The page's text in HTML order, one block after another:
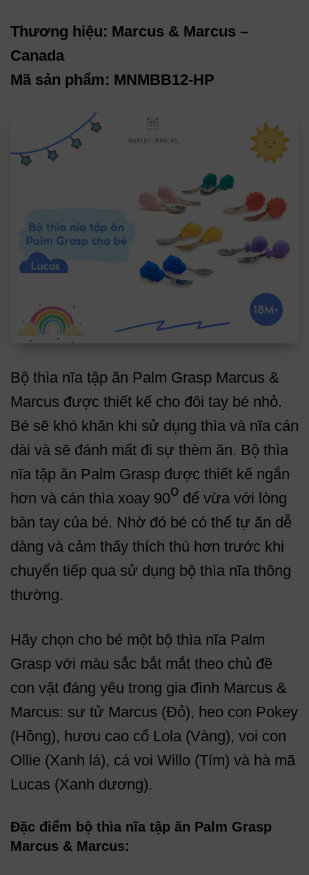
Thương hiệu: Marcus & Marcus –
Canada
Mã sản phẩm: MNMBB12-HP
Bộ thìa nĩa tập ăn Palm Grasp Marcus &
Marcus được thiết kế cho đôi tay bé nhỏ.
Bé sẽ khó khăn khi sử dụng thìa và nĩa cán
dài và sẽ đánh mất đi sự thèm ăn. Bộ thìa
nĩa tập ăn Palm Grasp được thiết kế ngắn
hơn và cán thìa xoay 90o để vừa với lòng
bàn tay của bé. Nhờ đó bé có thể tự ăn dễ
dàng và cảm thấy thích thú hơn trước khi
chuyển tiếp qua sử dụng bộ thìa nĩa thông
thường.
Hãy chọn cho bé một bộ thìa nĩa Palm
Grasp với màu sắc bắt mắt theo chủ đề
con vật đáng yêu trong gia đình Marcus &
Marcus: sư tử Marcus (Đỏ), heo con Pokey
(Hồng), hươu cao cổ Lola (Vàng), voi con
Ollie (Xanh lá), cá voi Willo (Tím) và hà mã
Lucas (Xanh dương).
Đặc điểm bộ thìa nĩa tập ăn Palm Grasp
Marcus & Marcus: